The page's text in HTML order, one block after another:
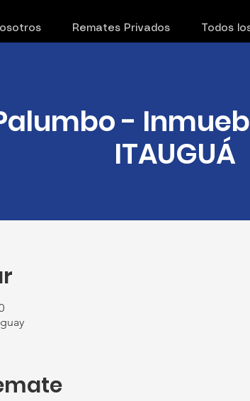
Remates Privados Todos
-
ITAUGUÁ